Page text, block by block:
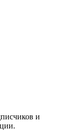
и